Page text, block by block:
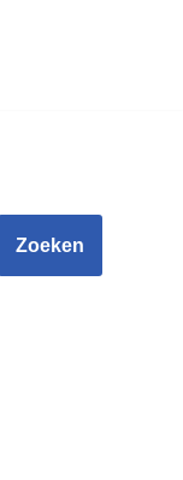
Zoeken